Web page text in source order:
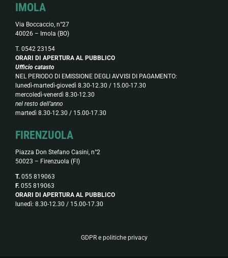
IMOLA
Via Boccaccio, n°27
40026 – Imola (BO)
T. 0542 23154
ORARI DI APERTURA AL PUBBLICO
Ufficio catasto
NEL PERIODO DI EMISSIONE DEGLI AVVISI DI PAGAMENTO:
lunedì-martedì-giovedì 8.30-12.30 / 15.00-17.30
mercoledì-venerdì 8.30-12.30
nel resto dell’anno
martedì 8.30-12.30 / 15.00-17.30
FIRENZUOLA
Piazza Don Stefano Casini, n°2
50023 – Firenzuola (FI)
T.055 819063
F.055 819063
ORARI DI APERTURA AL PUBBLICO
lunedì: 8.30-12.30 / 15.00-17.30
GDPR e politiche privacy